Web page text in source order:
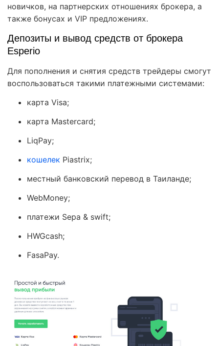
новичков, на партнерских отношениях брокера, а
также бонусах и VIP предложениях.
Депозиты и вывод средств от брокера
Esperio
Для пополнения и снятия средств трейдеры смогут
воспользоваться такими платежными системами:
карта Visa;
карта Mastercard;
LiqPay;
кошелек Piastrix;
местный банковский перевод в Таиланде;
WebMoney;
платежи Sepa & swift;
HWGcash;
FasaPay.